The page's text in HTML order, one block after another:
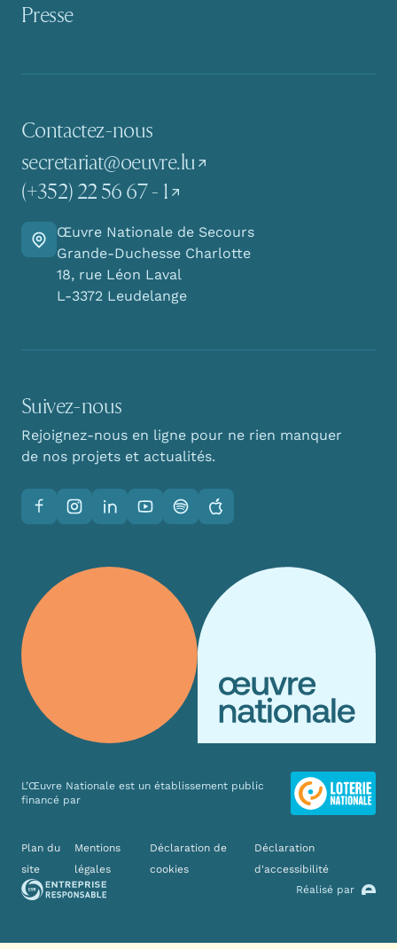
Presse
Contactez-nous
secretariat@oeuvre.lu
(+352) 22 56 67 - 1
Y allerŒuvre Nationale de Secours
Grande-Duchesse Charlotte
18, rue Léon Laval
L-3372 Leudelange
Suivez-nous
Rejoignez-nous en ligne pour ne rien manquer
de nos projets et actualités.
FacebookInstagramLinkedInYouTubeSpotifyApple
L’Œuvre Nationale est un établissement public
financé par
Liens divers
Plan du
site
Mentions
légales
Déclaration de
cookies
Déclaration
d'accessibilité
Réalisé par